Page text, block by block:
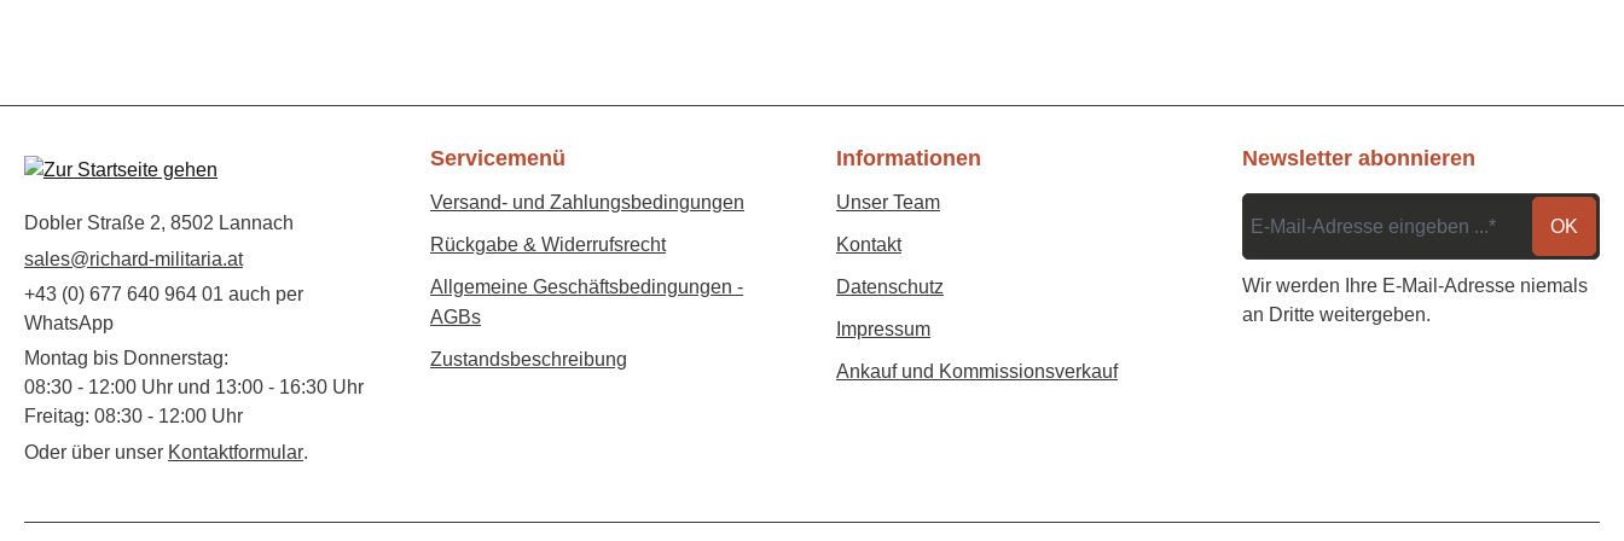
Dobler Straße 2, 8502 Lannach
sales@richard-militaria.at
+43 (0) 677 640 964 01 auch per
WhatsApp
Montag bis Donnerstag:
08:30 - 12:00 Uhr und 13:00 - 16:30 Uhr
Freitag: 08:30 - 12:00 Uhr
Oder über unser Kontaktformular.
Servicemenü
Versand- und Zahlungsbedingungen
Rückgabe & Widerrufsrecht
Allgemeine Geschäftsbedingungen -
AGBs
Zustandsbeschreibung
Informationen
Unser Team
Kontakt
Datenschutz
Impressum
Ankauf und Kommissionsverkauf
Newsletter abonnieren
OK
Wir werden Ihre E-Mail-Adresse niemals
an Dritte weitergeben.